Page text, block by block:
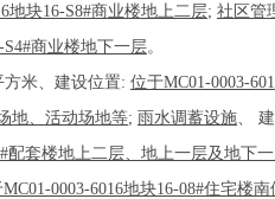
地块16-S8#商业楼地上二层; 社区管
S4#商业楼地下一层。
方米、建设位置: 位于MC01-0003-
地、活动场地等; 雨水调蓄设施、
配套楼地上二层、地上一层及地下
0003-6016地块16-08#住宅楼南